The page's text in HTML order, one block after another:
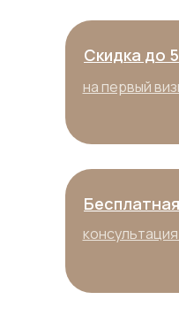
Скидка до
на первый
Бесплатная